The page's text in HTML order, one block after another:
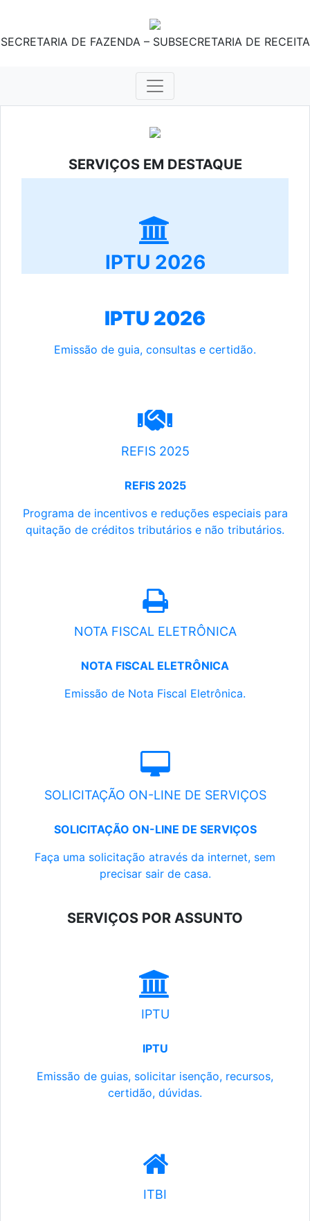
SECRETARIA DE FAZENDA – SUBSECRETARIA DE RECEITA
SERVIÇOS EM DESTAQUE
IPTU 2026
IPTU 2026
Emissão de guia, consultas e certidão.
REFIS 2025
REFIS 2025
Programa de incentivos e reduções especiais para
quitação de créditos tributários e não tributários.
NOTA FISCAL ELETRÔNICA
NOTA FISCAL ELETRÔNICA
Emissão de Nota Fiscal Eletrônica.
SOLICITAÇÃO ON-LINE DE SERVIÇOS
SOLICITAÇÃO ON-LINE DE SERVIÇOS
Faça uma solicitação através da internet, sem
precisar sair de casa.
SERVIÇOS POR ASSUNTO
IPTU
IPTU
Emissão de guias, solicitar isenção, recursos,
certidão, dúvidas.
ITBI